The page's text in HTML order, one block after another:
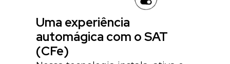
Uma experiência
automágica com o SAT
(CFe)